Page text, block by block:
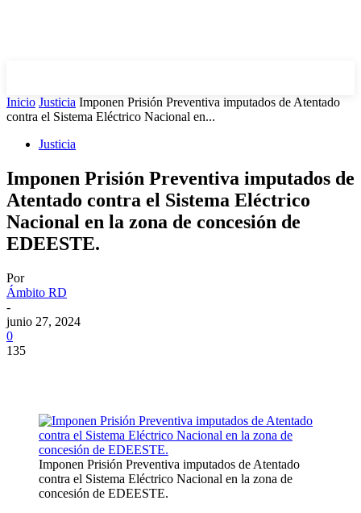
Inicio Justicia Imponen Prisión Preventiva imputados de Atentado
contra el Sistema Eléctrico Nacional en...
Justicia
Imponen Prisión Preventiva imputados de
Atentado contra el Sistema Eléctrico
Nacional en la zona de concesión de
EDEESTE.
Por
Ámbito RD
-
junio 27, 2024
0
135
Imponen Prisión Preventiva imputados de Atentado
contra el Sistema Eléctrico Nacional en la zona de
concesión de EDEESTE.